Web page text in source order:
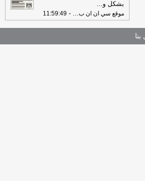
بشكل و...
موقع سي ان ان ب...
-
11:59:49